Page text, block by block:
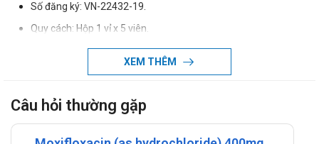
Số đăng ký: VN-22432-19.
Quy cách: Hộp 1 vỉ x 5 viên.
Hoạt chất có trong Moxifloxacin (as
hydrochloride) 400mg
Moxifloxacin (dưới dạng Moxifloxacin hydrochlorid): 400mg.
Một số thông tin về thành phần của
XEM THÊM
Câu hỏi thường gặp